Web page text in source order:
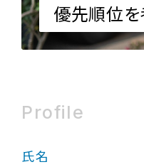
優先順位
Profile
氏名